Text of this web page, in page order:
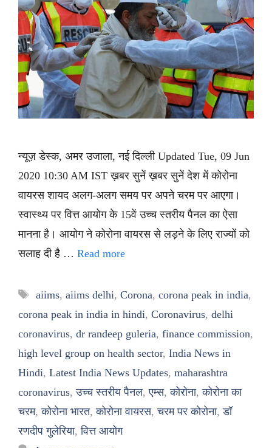
न्यूज़ डेस्क, अमर उजाला, नई दिल्ली Updated Tue, 09 Jun
2020 10:30 AM IST ख़बर सुनें ख़बर सुनें देश में कोरोना
वायरस शायद अलग-अलग समय पर अपने चरम पर आएगा।
स्वास्थ्य पर वित्त आयोग के 15वें उच्च स्तरीय पैनल का ऐसा
मानना है। आयोग ने कोरोना वायरस से लड़ने के लिए राज्यों को
सलाह दी है … Read more
Tags
aiims, aiims delhi, Corona, corona peak in india,
corona peak in india in hindi, Coronavirus, delhi
coronavirus, dr randeep guleria, finance commission,
high level group on health sector, India News in
Hindi, Latest India News Updates, maharashtra
coronavirus,उच्च स्तरीय पैनल,एम्स,कोरोना,कोरोना का
चरम,कोरोना भारत,कोरोना वायरस,चरम पर कोरोना,डॉ
रणदीप गुलेरिया,वित्त आयोग